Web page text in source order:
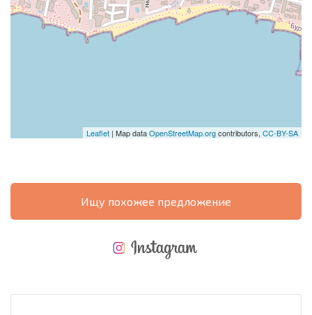
Leaflet | Map dataOpenStreetMap.orgcontributors, CC-BY-SA
Ищу похожее предложение